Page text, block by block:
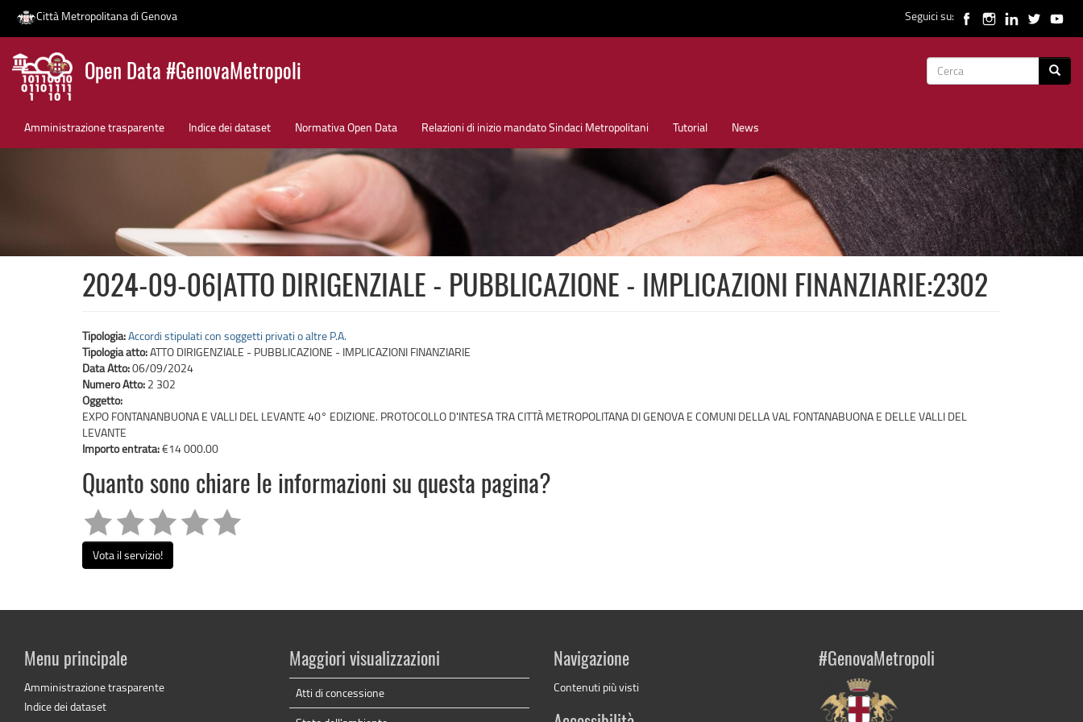
Salta
contenuto
Città Metropolitana di Genova Seguici su:
Open Data #GenovaMetropoli
Form
Amministrazione trasparente Indice dei dataset Normativa Open Data Relazioni di inizio mandato Sindaci Metropolitani Tutorial News
News
2024-09-06|ATTO DIRIGENZIALE - PUBBLICAZIONE - IMPLICAZIONI FINANZIARIE:2302
Tipologia:Accordi stipulati con soggetti privati o altre P.A.
Tipologia atto:ATTO DIRIGENZIALE - PUBBLICAZIONE - IMPLICAZIONI FINANZIARIE
Data Atto:06/09/2024
Numero Atto: 2 302
Oggetto:
EXPO FONTANANBUONA E VALLI DEL LEVANTE 40° EDIZIONE. PROTOCOLLO D'INTESA TRA CITTÀ METROPOLITANA DI GENOVA E COMUNI DELLA VAL FONTANABUONA E DELLE VALLI DEL
LEVANTE
Importo entrata:€14 000.00
Quanto sono chiare le informazioni su questa pagina?
Vota il servizio!
Menu principale
Amministrazione trasparente
Indice dei dataset
Maggiori visualizzazioni
Atti di concessione
Navigazione
Contenuti più visti
#GenovaMetropoli